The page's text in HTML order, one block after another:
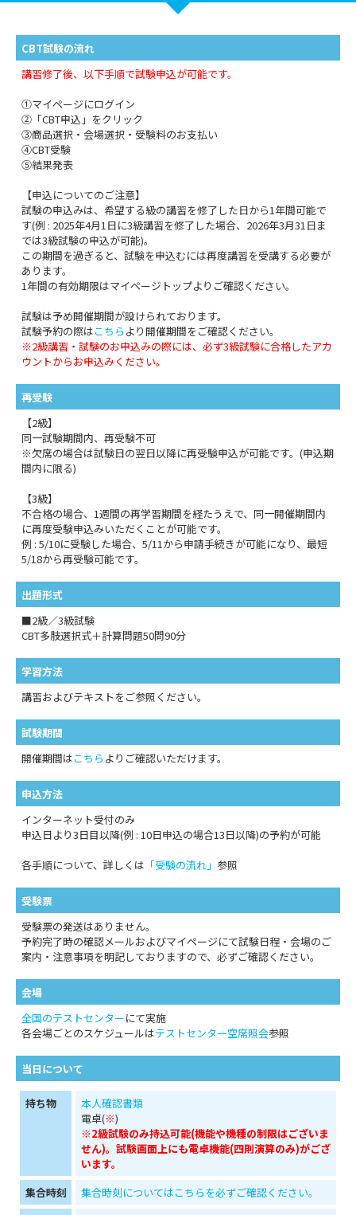
CBT試験の流れ
講習修了後、以下手順で試験申込が可能です。
①マイページにログイン
②「CBT申込」をクリック
③商品選択・会場選択・受験料のお支払い
④CBT受験
⑤結果発表
【申込についてのご注意】
試験の申込みは、希望する級の講習を修了した日から1年間可能で
す(例 : 2025年4月1日に3級講習を修了した場合、2026年3月31日ま
では3級試験の申込が可能)。
この期間を過ぎると、試験を申込むには再度講習を受講する必要が
あります。
1年間の有効期限はマイページトップよりご確認ください。
試験は予め開催期間が設けられております。
試験予約の際はこちら より開催期間をご確認ください。
※2級講習・試験のお申込みの際には、必ず3級試験に合格したアカ
ウントからお申込みください。
再受験
【2級】
同一試験期間内、再受験不可
※欠席の場合は試験日の翌日以降に再受験申込が可能です。(申込期
間内に限る)
【3級】
不合格の場合、1週間の再学習期間を経たうえで、同一開催期間内
に再度受験申込みいただくことが可能です。
例 : 5/10に受験した場合、5/11から申請手続きが可能になり、最短
5/18から再受験可能です。
出題形式
■2級／3級試験
CBT多肢選択式＋計算問題50問90分
学習方法
講習およびテキストをご参照ください。
試験期間
開催期間はこちら よりご確認いただけます。
申込方法
インターネット受付のみ
申込日より3日目以降(例 : 10日申込の場合13日以降)の予約が可能
各手順について、詳しくは 「受験の流れ」 参照
受験票
受験票の発送はありません。
予約完了時の確認メールおよびマイページにて試験日程・会場のご
案内・注意事項を明記しておりますので、必ずご確認ください。
会場
全国のテストセンターにて実施
各会場ごとのスケジュールはテストセンター空席照会参照
当日について
持ち物
本人確認書類
電卓(※)
※2級試験のみ持込可能(機能や機種の制限はございま
せん)。試験画面上にも電卓機能(四則演算のみ)がござ
います。
集合時刻
集合時刻についてはこちらを必ずご確認ください。